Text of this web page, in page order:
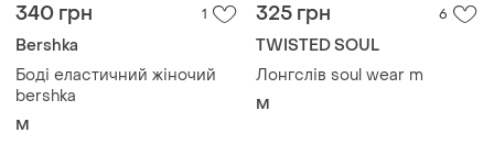
340 грн 1
Bershka
Боді еластичний жіночий
bershka
M
325 грн 6
TWISTED SOUL
Лонгслів soul wear m
M